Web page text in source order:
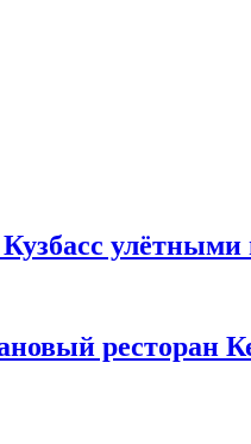
улётными
ресторан